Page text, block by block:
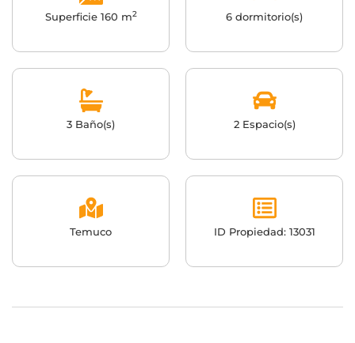
Superficie 160 m2 6 dormitorio(s)
3 Baño(s) 2 Espacio(s)
Temuco ID Propiedad: 13031